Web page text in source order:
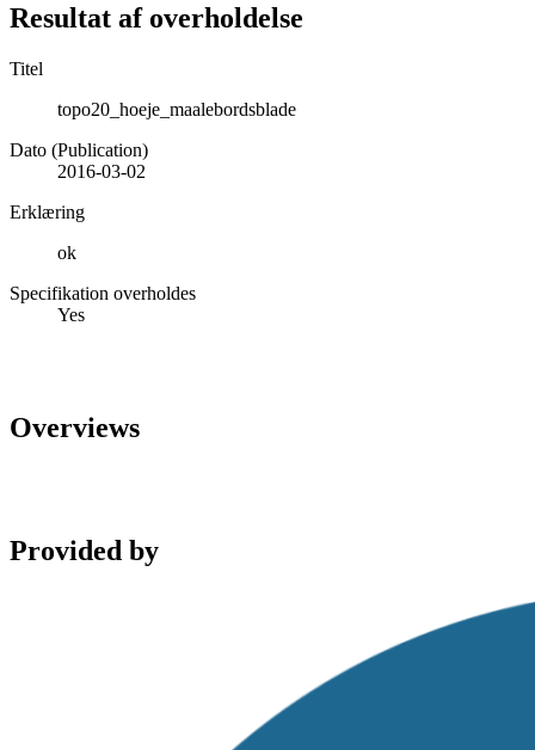
Resultat af overholdelse
Titel
topo20_hoeje_maalebordsblade
Dato (Publication)
2016-03-02
Erklæring
ok
Specifikation overholdes
Yes
Overviews
Provided by